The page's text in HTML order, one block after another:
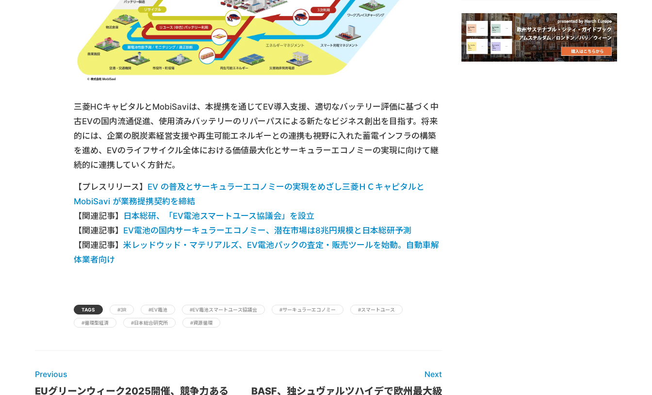
三菱HCキャピタルとMobiSaviは、本提携を通じてEV導入支援、適切なバッテリー評価に基づく中
古EVの国内流通促進、使用済みバッテリーのリパーパスによる新たなビジネス創出を目指す。将来
的には、企業の脱炭素経営支援や再生可能エネルギーとの連携も視野に入れた蓄電インフラの構築
を進め、EVのライフサイクル全体における価値最大化とサーキュラーエコノミーの実現に向けて継
続的に連携していく方針だ。
【プレスリリース】 EV の普及とサーキュラーエコノミーの実現をめざし三菱ＨＣキャピタルと
MobiSavi が業務提携契約を締結
【関連記事】
日本総研、「EV電池スマートユース協議会」を設立
【関連記事】 EV電池の国内サーキュラーエコノミー、潜在市場は8兆円規模と日本総研予測
【関連記事】 米レッドウッド・マテリアルズ、EV電池パックの査定・販売ツールを始動。自動車解
体業者向け
TAGS #3R #EV電池 #EV電池スマートユース協議会 #サーキュラーエコノミー #スマートユース
#循環型経済 #日本総合研究所 #資源循環
Previous
EUグリーンウィーク2025開催、競争力ある
Next
BASF、独シュヴァルツハイデで欧州最大級